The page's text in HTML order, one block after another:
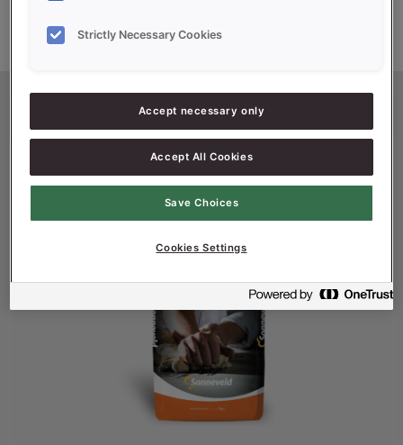
Productinformatie
Strictly Necessary Cookies
Accept necessary only
Accept All Cookies
Save Choices
Cookies Settings